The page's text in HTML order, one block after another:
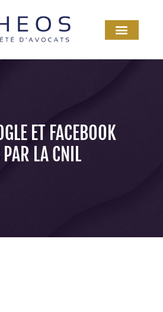
ET FACEBOOK
LA CNIL